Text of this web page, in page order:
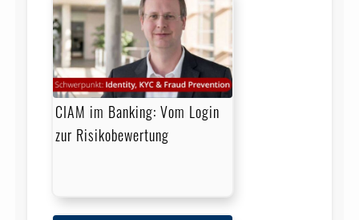
CIAM im Banking: Vom Login
zur Risikobewertung